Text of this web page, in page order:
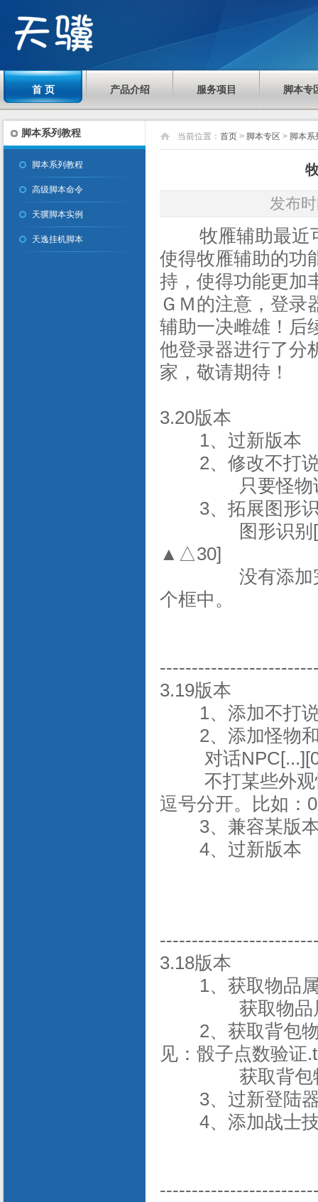
首 页 产品介绍 服务项目 脚本专
脚本系列教程
脚本系列教程
高级脚本命令
天骥脚本实例
天逸挂机脚本
当前位置： 首页 > 脚本专区 > 脚本系
发布
牧雁辅助最近可
使得牧雁辅助的功
持，使得功能更加
ＧＭ的注意，登录
辅助一决雌雄！后
他登录器进行了分
家，敬请期待！
3.20版本
1、过新版本
2、修改不打
只要怪
3、拓展图形
图形
▲△30]
没有添
个框中。
3.19版本
1、添加不打
2、添加怪物
对话
不打某些外
逗号分开。比如：
3、兼容某版
4、过新版本
3.18版本
1、获取物品
获取物品
2、获取背包
见：骰子点数验证
获取背包
3、过新登陆
4、添加战士